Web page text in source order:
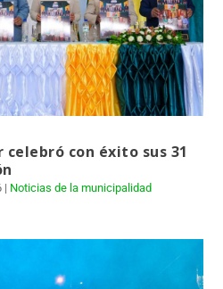
con éxito sus 31
| Noticias de la municipalidad